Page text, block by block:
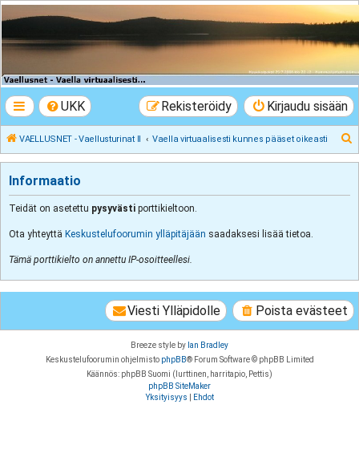
VAELLUSNET -
Vaellusturinat II
UKK Kirjaudu sisään
Rekisteröidy
VAELLUSNET - Vaellusturinat II Vaella virtuaalisesti kunnes pääset oikeasti
Informaatio
Teidät on asetettu pysyvästi porttikieltoon.
Ota yhteyttä Keskustelufoorumin ylläpitäjään saadaksesi lisää tietoa.
Tämä porttikielto on annettu IP-osoitteellesi.
Poista evästeet
Viesti Ylläpidolle
Breeze style by Ian Bradley
Keskustelufoorumin ohjelmisto phpBB® Forum Software © phpBB Limited
Käännös: phpBB Suomi (lurttinen, harritapio, Pettis)
phpBB SiteMaker
Yksityisyys
Ehdot